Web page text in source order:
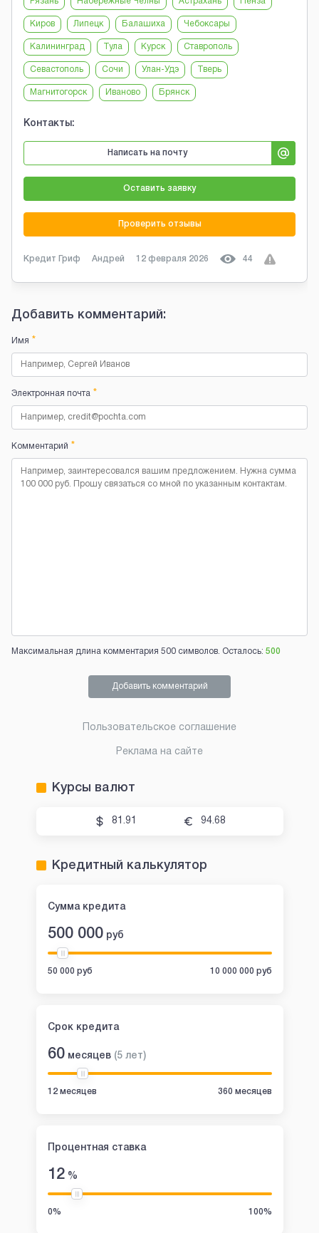
Киров Липецк Балашиха Чебоксары
Калининград Тула Курск Ставрополь
Севастополь Сочи Улан-Удэ Тверь
Магнитогорск Иваново Брянск
Контакты:
Написать на почту
Оставить заявку
Проверить отзывы
Кредит Гриф Андрей 12 февраля 2026 44
Добавить комментарий:
Имя *
Электронная почта *
Комментарий *
Максимальная длина комментария 500 символов. Осталось: 500
Добавить комментарий
Пользовательское соглашение
Реклама на сайте
Курсы валют
81.91 94.68
Кредитный калькулятор
Сумма кредита
500 000 руб
50 000 руб 10 000 000 руб
Срок кредита
60 месяцев (5 лет)
12 месяцев 360 месяцев
Процентная ставка
12%
0% 100%